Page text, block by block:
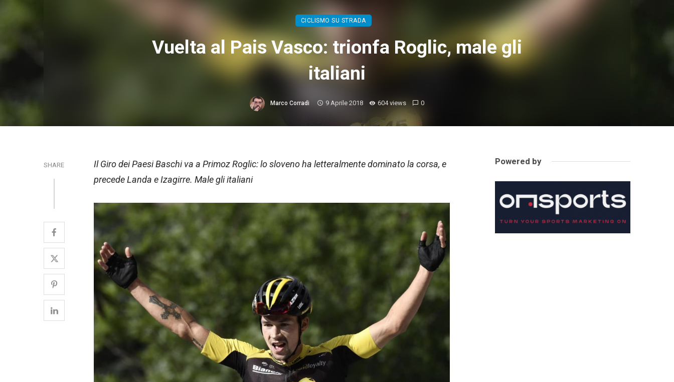
CICLISMO SU STRADA
Vuelta al Pais Vasco: trionfa Roglic, male gli
italiani
Marco Corradi 9 Aprile 2018 604 views 0
SHARE
Il Giro dei Paesi Baschi va a Primoz Roglic: lo sloveno ha letteralmente dominato la corsa, e
precede Landa e Izagirre. Male gli italiani
Powered by